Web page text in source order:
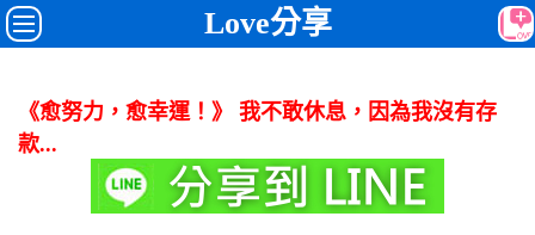
Love分享
《愈努力，愈幸運！》 我不敢休息，因為我沒有存
款...